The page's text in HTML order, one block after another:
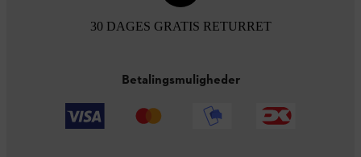
30 DAGES GRATIS RETURRET
Betalingsmuligheder